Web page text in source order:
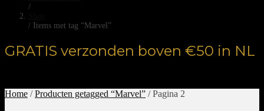
/
/ Items met tag “Marvel”
GRATIS verzonden boven €50 in NL
Home /Producten getagged “Marvel” / Pagina 2